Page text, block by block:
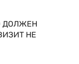
ДОЛЖЕН
НЕ